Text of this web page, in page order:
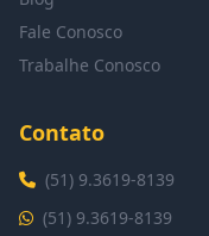
Fale Conosco
Trabalhe Conosco
Contato
(51) 9.3619-8139
(51) 9.3619-8139